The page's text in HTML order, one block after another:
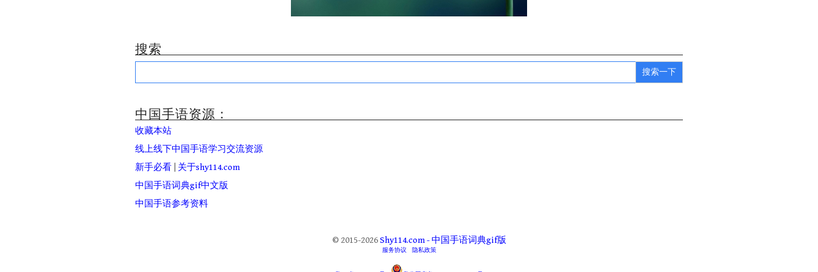
搜索
Search
中国手语资源：
收藏本站
线上线下中国手语学习交流资源
新手必看
关于shy114.com
中国手语词典gif中文版
中国手语参考资料
© 2015-2026Shy114.com - 中国手语词典gif版
服务协议 隐私政策